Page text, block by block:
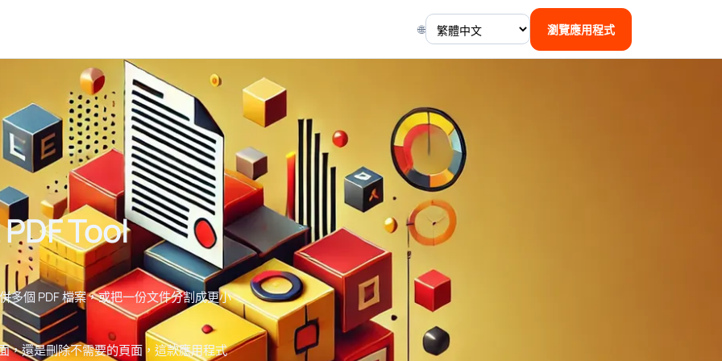
🌐 瀏覽應用程式
Tool
多個 PDF 檔案，或把一份文件分割成更小
，還是刪除不需要的頁面，這款應用程式